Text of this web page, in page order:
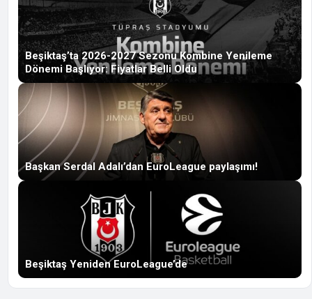
Beşiktaş’ta 2026-2027 Sezonu Kombine Yenileme
Dönemi Başlıyor: Fiyatlar Belli Oldu
Başkan Serdal Adalı’dan EuroLeague paylaşımı!
Beşiktaş Yeniden EuroLeague’de